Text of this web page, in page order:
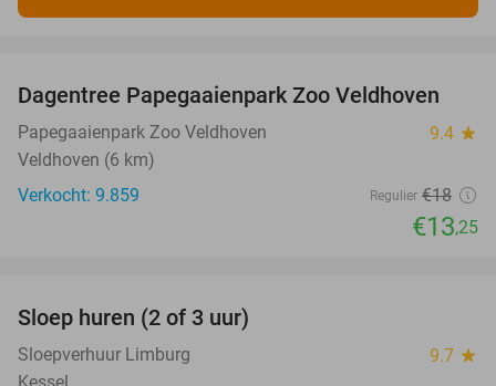
26%
Dagentree Papegaaienpark Zoo Veldhoven
Papegaaienpark Zoo Veldhoven 9.4 star
Veldhoven (6 km)
Verkocht: 9.859
Regulier €18
€13,25
Sloep huren (2 of 3 uur)
Sloepverhuur Limburg 9.7 star